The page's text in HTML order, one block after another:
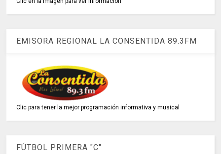
EMISORA REGIONAL LA CONSENTIDA 89.3FM
Clic para tener la mejor programación informativa y musical
FÚTBOL PRIMERA "C"